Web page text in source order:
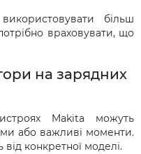
більш
враховувати, що
на зарядних
Makita можуть
або важливі моменти.
конкретної моделі.